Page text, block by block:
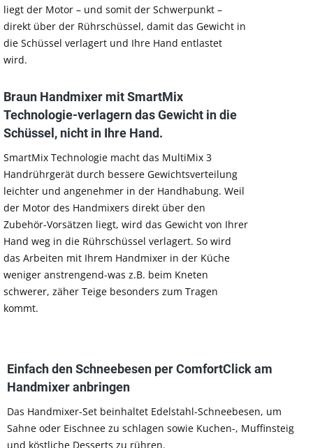
liegt der Motor – und somit der Schwerpunkt –
direkt über der Rührschüssel, damit das Gewicht in
die Schüssel verlagert und Ihre Hand entlastet
wird.
Braun Handmixer mit SmartMix
Technologie-verlagern das Gewicht in die
Schüssel, nicht in Ihre Hand.
SmartMix Technologie macht das MultiMix 3
Handrührgerät durch bessere Gewichtsverteilung
leichter und angenehmer in der Handhabung. Weil
der Motor des Handmixers direkt über den
Zubehör-Vorsätzen liegt, wird das Gewicht von Ihrer
Hand weg in die Rührschüssel verlagert. So wird
das Arbeiten mit Ihrem Handmixer in der Küche
weniger anstrengend-was z.B. beim Kneten
schwerer, zäher Teige besonders zum Tragen
kommt.
Einfach den Schneebesen per ComfortClick am
Handmixer anbringen
Das Handmixer-Set beinhaltet Edelstahl-Schneebesen, um
Sahne oder Eischnee zu schlagen sowie Kuchen-, Muffinsteig
und köstliche Desserts zu rühren.